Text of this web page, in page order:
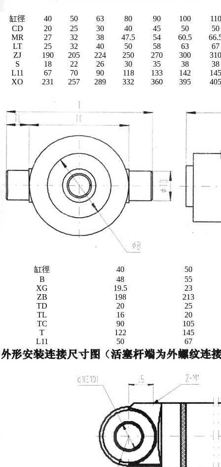
缸徑 40 50 63 80 90 100
110
CD
20 25 30 40 45 50
50
MR
27 32 38 47.5 54 60.5
LT
25 32 40 50 58 63
67
ZJ
190 205 224 250 270 300
310
S
18 22 26 30 35 38
38
L11
67 70 90 118 133 142
145
XO
231 257 289 332 360 395 405
缸徑 40
50
B
48
55
XG
19.5
23
ZB
198
213
TD
20
25
TL
16
20
TC
90
105
T
122
145
L11
50 67